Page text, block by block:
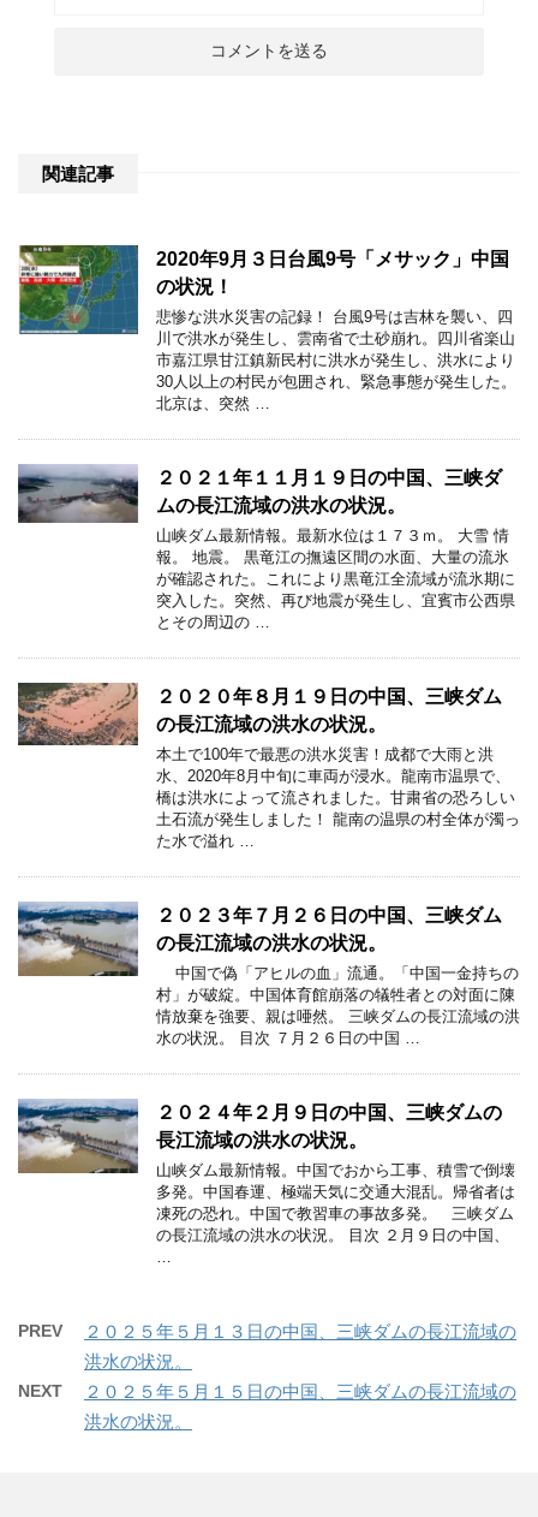
関連記事
2020年9月３日台風9号「メサック」中国
の状況！
悲惨な洪水災害の記録！ 台風9号は吉林を襲い、四
川で洪水が発生し、雲南省で土砂崩れ。四川省楽山
市嘉江県甘江鎮新民村に洪水が発生し、洪水により
30人以上の村民が包囲され、緊急事態が発生した。
北京は、突然 …
２０２１年１１月１９日の中国、三峡ダ
ムの長江流域の洪水の状況。
山峡ダム最新情報。最新水位は１７３ｍ。 大雪 情
報。 地震。 黒竜江の撫遠区間の水面、大量の流氷
が確認された。これにより黒竜江全流域が流氷期に
突入した。突然、再び地震が発生し、宜賓市公西県
とその周辺の …
２０２０年８月１９日の中国、三峡ダム
の長江流域の洪水の状況。
本土で100年で最悪の洪水災害！成都で大雨と洪
水、2020年8月中旬に車両が浸水。龍南市温県で、
橋は洪水によって流されました。甘粛省の恐ろしい
土石流が発生しました！ 龍南の温県の村全体が濁っ
た水で溢れ …
２０２３年７月２６日の中国、三峡ダム
の長江流域の洪水の状況。
中国で偽「アヒルの血」流通。「中国一金持ちの
村」が破綻。中国体育館崩落の犠牲者との対面に陳
情放棄を強要、親は唖然。 三峡ダムの長江流域の洪
水の状況。 目次 ７月２６日の中国 …
２０２４年２月９日の中国、三峡ダムの
長江流域の洪水の状況。
山峡ダム最新情報。中国でおから工事、積雪で倒壊
多発。中国春運、極端天気に交通大混乱。帰省者は
凍死の恐れ。中国で教習車の事故多発。 三峡ダム
の長江流域の洪水の状況。 目次 ２月９日の中国、
PREV
２０２５年５月１３日の中国、三峡ダムの長江流域の
洪水の状況。
NEXT
２０２５年５月１５日の中国、三峡ダムの長江流域の
洪水の状況。